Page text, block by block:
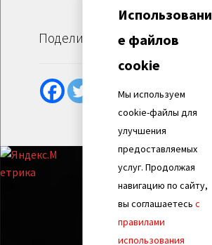
Поделиться
Использовани
е файлов
cookie
Мы используем
cookie-файлы для
улучшения
предоставляемых
услуг. Продолжая
навигацию по сайту,
вы соглашаетесь с
правилами
использования